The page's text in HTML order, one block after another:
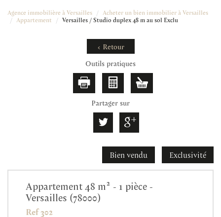
Agence immobilière à Versailles Acheter un bien immobilier à Versailles
Appartement Versailles / Studio duplex 48 m au sol Exclu
< Retour
Outils pratiques
Partager sur
Bien vendu Exclusivité
Appartement 48 m² - 1 pièce -
Versailles (78000)
Ref 302